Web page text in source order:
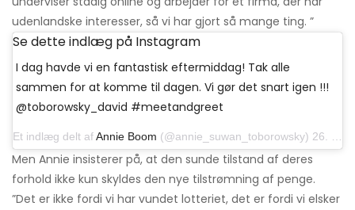
udenlandske interesser, så vi har gjort så mange ting. ”
Se dette indlæg på Instagram
I dag havde vi en fantastisk eftermiddag! Tak alle
sammen for at komme til dagen. Vi gør det snart igen !!!
@toborowsky_david #meetandgreet
Et indlæg delt afAnnie Boom (@annie_suwan_toborowsky) 26. oktober 2019 kl. 18:00 PDT
Men Annie insisterer på, at den sunde tilstand af deres
forhold ikke kun skyldes den nye tilstrømning af penge.
”Det er ikke fordi vi har vundet lotteriet, det er fordi vi elsker